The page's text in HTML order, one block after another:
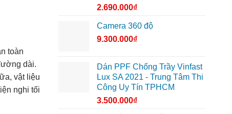
toàn
dài.
vật liệu
nghi tối
2.690.000₫
Camera 360 độ
9.300.000₫
Dán PPF Chống Trầy Vinfast
Lux SA 2021 - Trung Tâm Thi
Công Uy Tín TPHCM
3.500.000₫